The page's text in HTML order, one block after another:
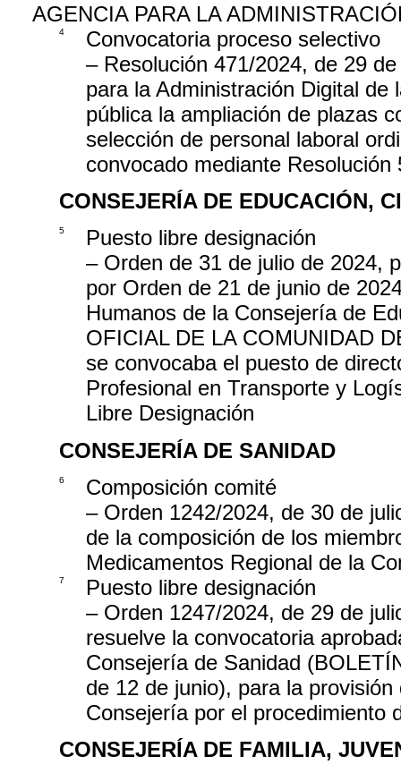
AGENCIA PARA LA
4
Convocatoria proceso selectivo
– Resolución 471/2024, de 29
para la Administración Digital
pública la ampliación de plazas
selección de personal laboral
convocado mediante
CONSEJERÍA DE EDUCACIÓN,
5
Puesto libre designación
– Orden de 31 de julio de 2024,
por Orden de 21 de junio de
Humanos de la Consejería de
OFICIAL DE LA COMUNIDAD
se convocaba el puesto de
Profesional en Transporte y
Libre Designación
CONSEJERÍA DE SANIDAD
6
Composición comité
– Orden 1242/2024, de 30 de
de la composición de los
Medicamentos Regional de la
7
Puesto libre designación
– Orden 1247/2024, de 29 de
resuelve la convocatoria
Consejería de Sanidad
de 12 de junio), para la
Consejería por el procedimiento
CONSEJERÍA DE FAMILIA,